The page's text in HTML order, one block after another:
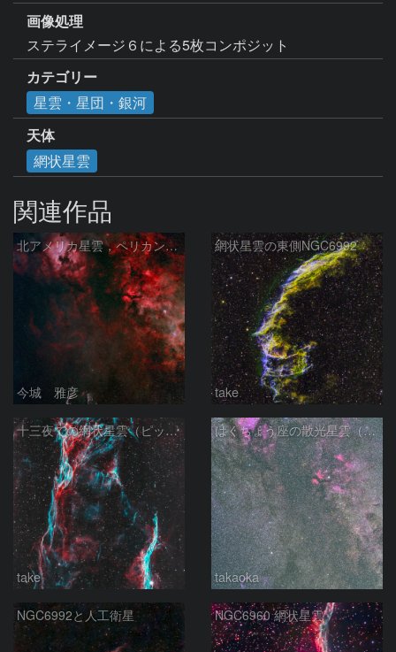
画像処理
ステライメージ６による5枚コンポジット
カテゴリー
星雲・星団・銀河
天体
網状星雲
関連作品
北アメリカ星雲，ペリカン星雲，サドル付近，クレセント星雲，網状星雲・・・etc
今城 雅彦
網状星雲の東側NGC6992
take
十三夜での網状星雲（ピッカリングの三角）
take
はくちょう座の散光星雲（１００ｍｍ）
takaoka
NGC6992と人工衛星 NGC6960 網状星雲